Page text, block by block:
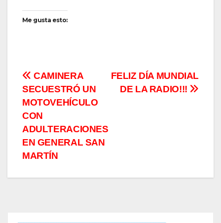
Me gusta esto:
Navegación
de
entradas
FELIZ DÍA MUNDIAL
DE LA RADIO!!!
CAMINERA
SECUESTRÓ UN
MOTOVEHÍCULO
CON
ADULTERACIONES
EN GENERAL SAN
MARTÍN